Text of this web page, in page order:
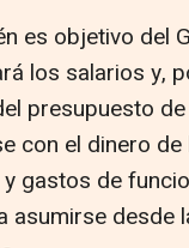
es objetivo del
los salarios y,
presupuesto
con el dinero
gastos de
asumirse desde